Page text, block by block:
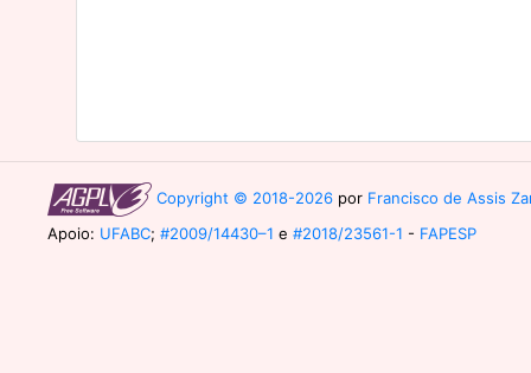
Copyright © 2018-2026 por Francisco de Assis
Apoio: UFABC; #2009/14430–1 e #2018/23561-1 - FAPESP